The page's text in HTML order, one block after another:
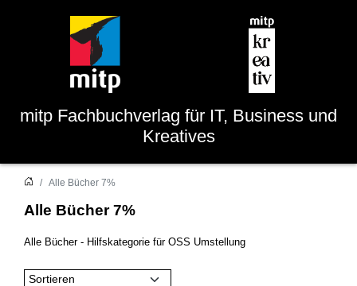
mitp Fachbuchverlag für IT, Business und
Kreatives
Alle Bücher 7%
Alle Bücher 7%
Alle Bücher - Hilfskategorie für OSS Umstellung
Sortieren